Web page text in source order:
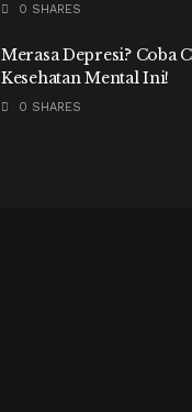
0 SHARES
Merasa Depresi? Coba
Kesehatan Mental Ini!
0 SHARES